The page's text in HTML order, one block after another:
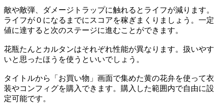
敵や敵弾、ダメージトラップに触れるとライフが減ります。
ライフが０になるまでにスコアを稼ぎまくりましょう。一定
値に達すると次のステージに進むことができます。
花瓶たんとカルタンはそれぞれ性能が異なります。扱いやす
いと思ったほうを使うといいでしょう。
タイトルから「お買い物」画面で集めた黄の花弁を使って衣
装やコンフィグを購入できます。購入した範囲内で自由に設
定可能です。